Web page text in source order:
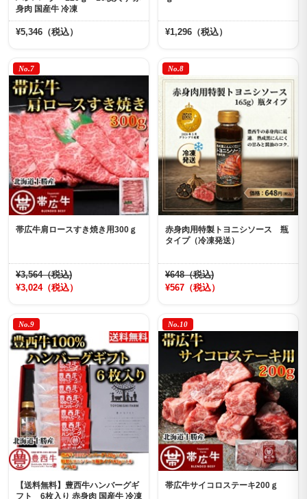
身肉 国産牛 冷凍
¥5,346（税込） ¥1,296（税込）
No.7
帯広牛肩ロースすき焼き用300ｇ
¥3,564（税込)
¥3,024（税込）
No.8
赤身肉用特製トヨニシソース 瓶
タイプ（冷凍発送）
¥648（税込)
¥567（税込）
No.9
【送料無料】豊西牛ハンバーグギ
フト 6枚入り 赤身肉 国産牛 冷凍
No.10
帯広牛サイコロステーキ200ｇ